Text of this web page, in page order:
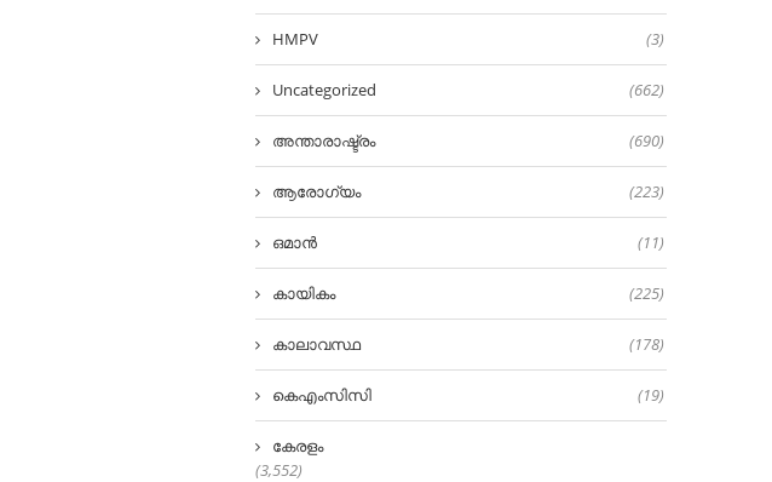
HMPV (3)
Uncategorized (662)
അന്താരാഷ്ട്രം (690)
ആരോഗ്യം (223)
ഒമാൻ (11)
കായികം (225)
കാലാവസ്ഥ (178)
കെഎംസിസി (19)
കേരളം
(3,552)